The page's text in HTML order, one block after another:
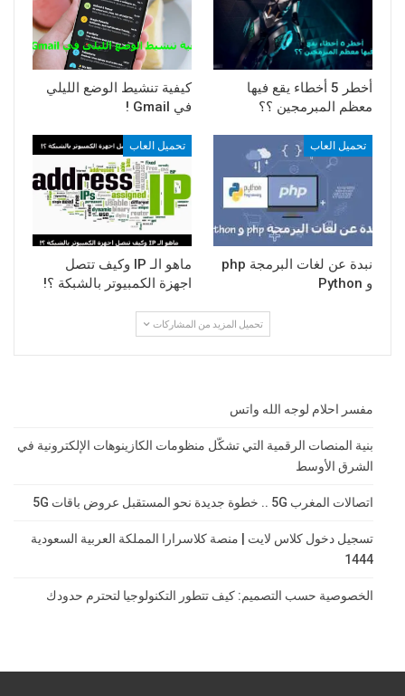
أخطر 5 أخطاء يقع فيها
معظم المبرمجين ؟؟
كيفية تنشيط الوضع الليلي
في Gmail !
تحميل العاب
نبدة عن لغات البرمجة php
و Python
تحميل العاب
‏ماهو الـ IP وكيف تتصل
اجهزة الكمبيوتر بالشبكة ؟!
تحميل المزيد من المشاركات
مفسر احلام لوجه الله واتس
بنية المنصات الرقمية التي تشكّل منظومات الكازينوهات الإلكترونية في
الشرق الأوسط
اتصالات المغرب 5G .. خطوة جديدة نحو المستقبل عروض باقات 5G
تسجيل دخول كلاس لايت | منصة كلاسرارا المملكة العربية السعودية
1444
الخصوصية حسب التصميم: كيف تتطور التكنولوجيا لتحترم حدودك